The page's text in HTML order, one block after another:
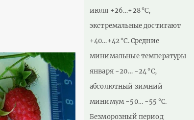
июля +26…+28 °C,
экстремальные достигают
+40…+42 °C. Средние
минимальные температуры
января −20… −24 °C,
абсолютный зимний
минимум −50… −55 °C.
Безморозный период